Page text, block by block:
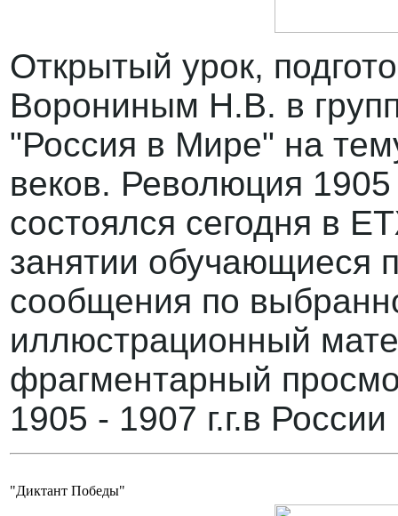
Открытый урок,
Ворониным Н.В. в
"Россия в Мире" на
веков. Революция 1905
состоялся сегодня в
занятии обучающиеся
сообщения по
иллюстрационный
фрагментарный
1905 - 1907 г.г.в России
"Диктант Победы"